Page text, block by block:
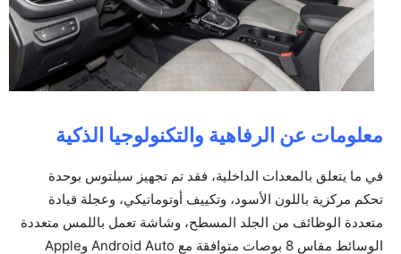
معلومات عن الرفاهية والتكنولوجيا الذكية
في ما يتعلق بالمعدات الداخلية، فقد تم تجهيز سيلتوس بوحدة
تحكم مركزية باللون الأسود، وتكييف أوتوماتيكي، وعجلة قيادة
متعددة الوظائف من الجلد المسطح، وشاشة تعمل باللمس متعددة
الوسائط مقاس 8 بوصات متوافقة مع Android Auto وApple